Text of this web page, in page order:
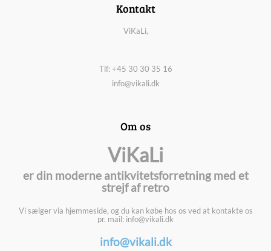
Kontakt
ViKaLi,
Tlf: +45 30 30 35 16
info@vikali.dk
Om os
ViKaLi
er din moderne antikvitetsforretning med et
strejf af retro
Vi sælger via hjemmeside, og du kan købe hos os ved at kontakte os
pr. mail: info@vikali.dk
info@vikali.dk